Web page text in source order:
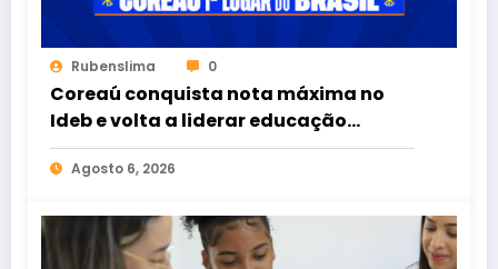
Rubenslima 0
Coreaú conquista nota máxima no
Ideb e volta a liderar educação
pública no Brasil
Agosto 6, 2026